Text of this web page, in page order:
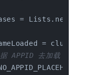
=
=
APPID 去加载